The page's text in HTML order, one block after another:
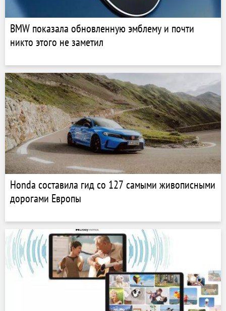
BMW показала обновленную эмблему и почти
никто этого не заметил
Honda составила гид со 127 самыми живописными
дорогами Европы